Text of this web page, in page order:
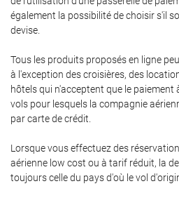
également la possibilité de choisir s'il
devise.
Tous les produits proposés en ligne
à l'exception des croisières, des
hôtels qui n'acceptent que le
vols pour lesquels la compagnie
par carte de crédit.
Lorsque vous effectuez des
aérienne low cost ou à tarif réduit, la
toujours celle du pays d'où le vol